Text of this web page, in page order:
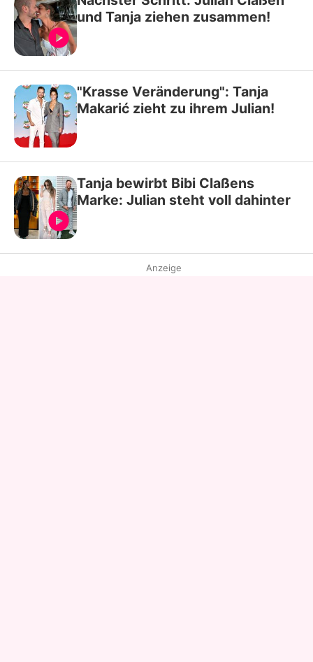
und Tanja ziehen zusammen!
"Krasse Veränderung": Tanja
Makarić zieht zu ihrem Julian!
Tanja bewirbt Bibi Claßens
Marke: Julian steht voll dahinter
Anzeige